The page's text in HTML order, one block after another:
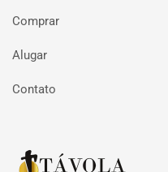
Comprar
Alugar
Contato
Página inicial